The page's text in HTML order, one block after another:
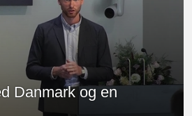
Danmark og en